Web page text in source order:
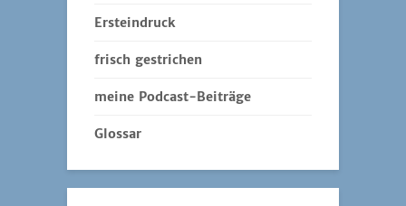
Ersteindruck
frisch gestrichen
meine Podcast-Beiträge
Glossar